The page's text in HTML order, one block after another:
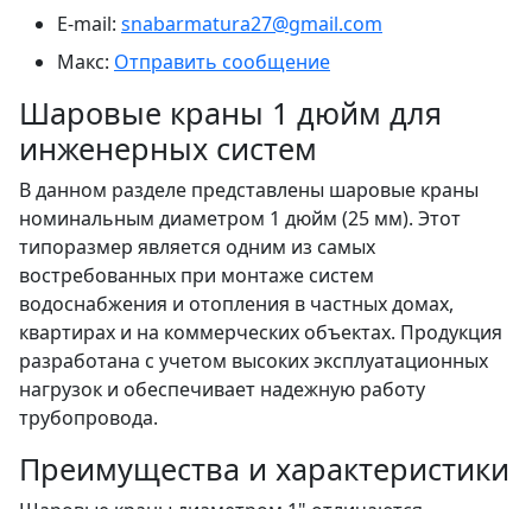
E-mail: snabarmatura27@gmail.com
Макс: Отправить сообщение
Шаровые краны 1 дюйм для
инженерных систем
В данном разделе представлены шаровые краны
номинальным диаметром 1 дюйм (25 мм). Этот
типоразмер является одним из самых
востребованных при монтаже систем
водоснабжения и отопления в частных домах,
квартирах и на коммерческих объектах. Продукция
разработана с учетом высоких эксплуатационных
нагрузок и обеспечивает надежную работу
трубопровода.
Преимущества и характеристики